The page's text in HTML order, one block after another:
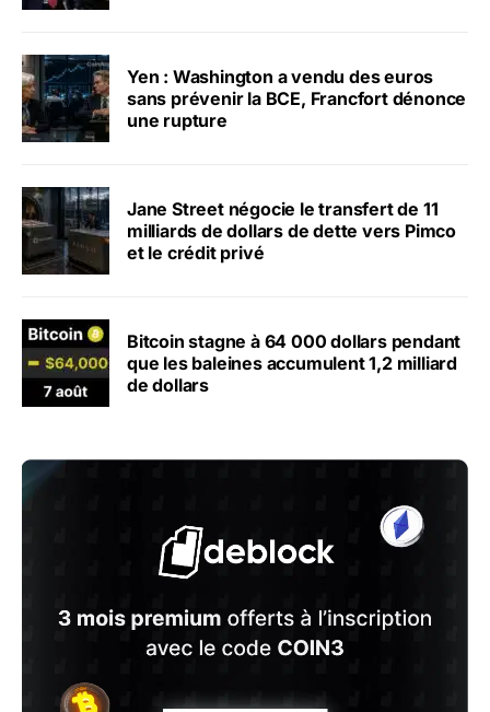
Yen : Washington a vendu des euros
sans prévenir la BCE, Francfort dénonce
une rupture
Jane Street négocie le transfert de 11
milliards de dollars de dette vers Pimco
et le crédit privé
Bitcoin stagne à 64 000 dollars pendant
que les baleines accumulent 1,2 milliard
de dollars